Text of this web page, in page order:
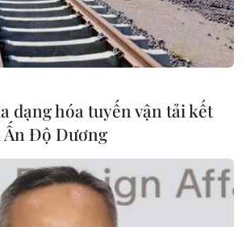
có cứu được báo chí
Facebook trả tiền?
Viztrade dự đoán rằng Facebook
có cách nào khác ngoài việc chấp
xử của Australia, nếu không sẽ bị
dạng hóa tuyến vận tải kết
Ấn Độ Dương